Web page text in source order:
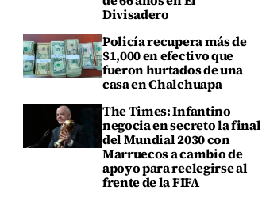
Divisadero
Policía recupera más de
$1,000 en efectivo que
fueron hurtados de una
casa en Chalchuapa
The Times: Infantino
negocia en secreto la final
del Mundial 2030 con
Marruecos a cambio de
apoyo para reelegirse al
frente de la FIFA